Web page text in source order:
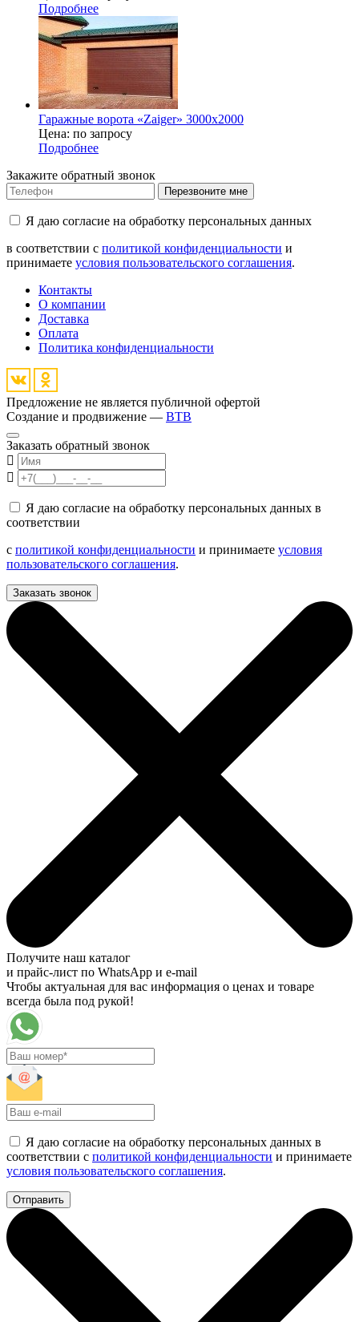
Подробнее
Гаражные ворота «Zaiger» 3000х2000
Цена: по запросу
Подробнее
Закажите обратный звонок
Перезвоните мне
Я даю согласие на обработку персональных данных
в соответствии с политикой конфиденциальности и
принимаете условия пользовательского соглашения.
Контакты
О компании
Доставка
Оплата
Политика конфиденциальности
Предложение не является публичной офертой
Создание и продвижение — BTB
Заказать обратный звонок
Я даю согласие на обработку персональных данных в
соответствии
с политикой конфиденциальности и принимаете условия
пользовательского соглашения.
Заказать звонок
Получите наш каталог
и прайс-лист по WhatsApp и e-mail
Чтобы актуальная для вас информация о ценах и товаре
всегда была под рукой!
Я даю согласие на обработку персональных данных в
соответствии с политикой конфиденциальности и принимаете
условия пользовательского соглашения.